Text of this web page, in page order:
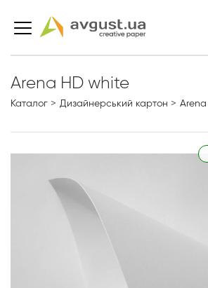
Arena HD white
Каталог Дизайнерський картон Arena